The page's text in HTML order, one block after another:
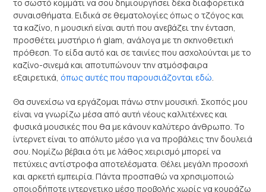
το σωστό κομμάτι να σου δημιουργήσει δέκα διαφορετικά
συναισθήματα. Ειδικά σε θεματολογίες όπως ο τζόγος και
τα καζίνο, η μουσική είναι αυτή που ανεβάζει την ένταση,
προσθέτει μυστήριο ή glam, ανάλογα με τη σκηνοθετική
πρόθεση. Το είδα αυτό και σε ταινίες που ασχολούνται με το
καζίνο-σινεμά και αποτυπώνουν την ατμόσφαιρα
εξαιρετικά, όπως αυτές που παρουσιάζονται εδώ
Θα συνεχίσω να εργάζομαι πάνω στην μουσική. Σκοπός μου
είναι να γνωρίζω μέσα από αυτή νέους καλλιτέχνες και
φυσικά μουσικές που θα με κάνουν καλύτερο άνθρωπο. Το
ίντερνετ είναι το απόλυτο μέσο για να προβάλεις την δουλειά
σου. Νομίζω βέβαια ότι με λάθος χειρισμό μπορεί να
πετύχεις αντίστροφα αποτελέσματα. Θέλει μεγάλη προσοχή
και αρκετή εμπειρία. Πάντα προσπαθώ να χρησιμοποιώ
οποιοδήποτε ιντερνετικο μέσο προβολής χωρίς να κουράζω